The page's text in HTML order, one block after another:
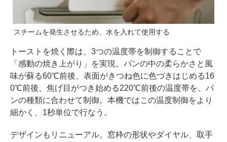
スチームを発生させるため、水を入れて使用する
トーストを焼く際は、3つの温度帯を制御することで
「感動の焼き上がり」を実現。パンの中の柔らかさと風
味が蘇る60℃前後、表面がきつね色に色づきはじめる16
0℃前後、焦げ目がつき始める220℃前後の温度帯を、パ
ンの種類に合わせて制御。本機ではこの温度制御をより
細かく、1秒単位で行なう。
デザインもリニューアル。窓枠の形状やダイヤル、取手